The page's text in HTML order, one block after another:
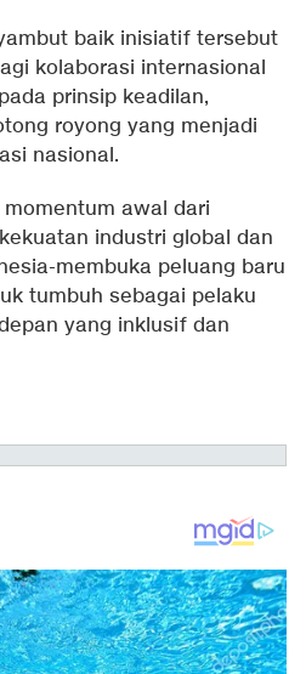
baik inisiatif tersebut
kolaborasi internasional
prinsip keadilan,
royong yang menjadi
nasional.
awal dari
industri global dan
membuka peluang baru
tumbuh sebagai pelaku
yang inklusif dan